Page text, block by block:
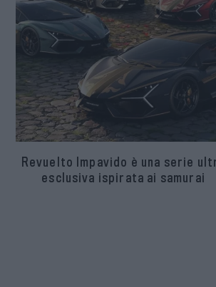
Revuelto Impavido è una serie
esclusiva ispirata ai samurai